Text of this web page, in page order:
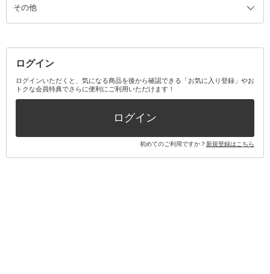
ミラー・鏡
消臭剤・芳香剤
歯ブラシ
その他オーラルケア
キット・セット全て
ボディケアキット
その他キット・セット
その他
ログイン
ログインいただくと、気になる商品を後から確認できる「お気に入り登録」やお
トクな会員特典でさらに便利にご利用いただけます！
ログイン
初めてのご利用ですか？新規登録はこちら